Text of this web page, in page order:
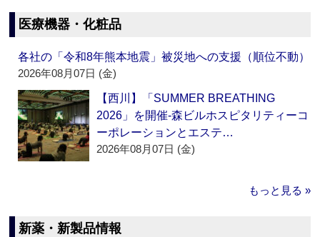
医療機器・化粧品
各社の「令和8年熊本地震」被災地への支援（順位不動）
2026年08月07日 (金)
【西川】「SUMMER BREATHING
2026」を開催‐森ビルホスピタリティーコ
ーポレーションとエステ…
2026年08月07日 (金)
もっと見る »
新薬・新製品情報